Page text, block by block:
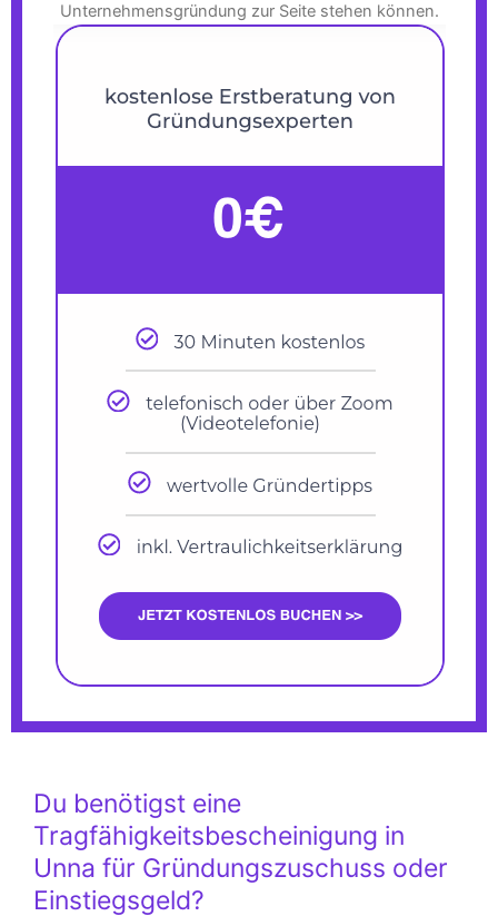
Unternehmensgründung zur Seite stehen können.
Du benötigst eine
Tragfähigkeitsbescheinigung in
Unna für Gründungszuschuss oder
Einstiegsgeld?